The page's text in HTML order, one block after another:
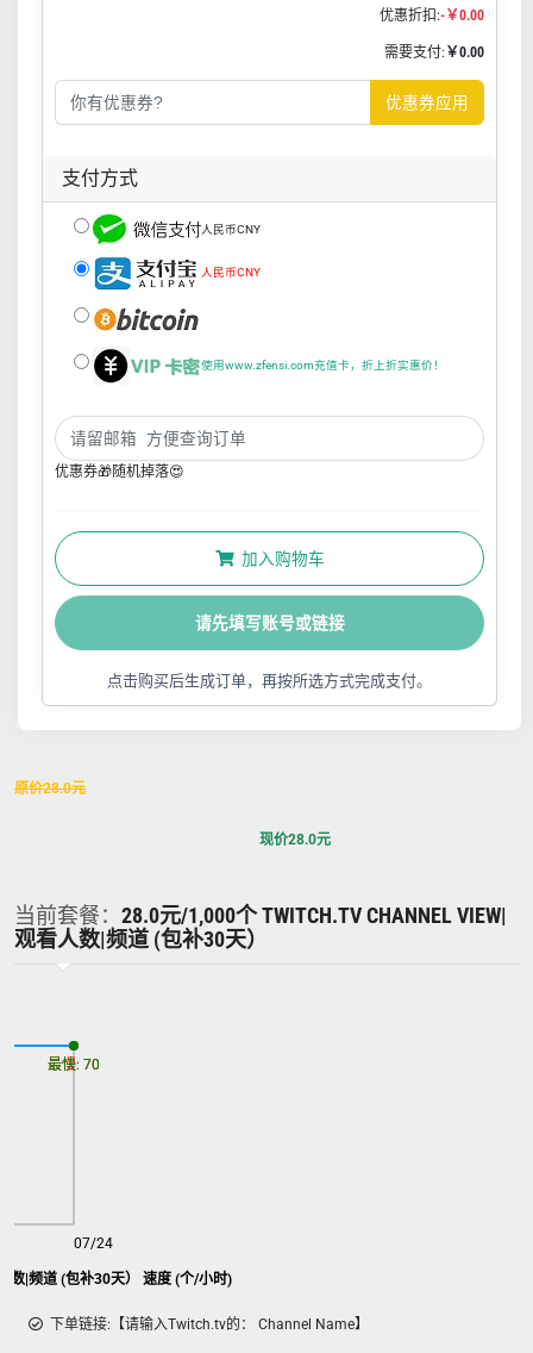
优惠折扣:-￥0.00
需要支付: ￥0.00
优惠券应用
支付方式
人民币CNY
人民币CNY
使用www.zfensi.com充值卡，折上折实惠价！
优惠券🎁随机掉落😍
加入购物车
请先填写账号或链接
点击购买后生成订单，再按所选方式完成支付。
原价28.0元
现价28.0元
当前套餐： 28.0元/1,000个 TWITCH.TV CHANNEL VIEW|
观看人数|频道 (包补30天）
数|频道 (包补30天） 速度 (个/小时)
07/24
最慢: 70
最快: 70
下单链接:【请输入Twitch.tv的： Channel Name】